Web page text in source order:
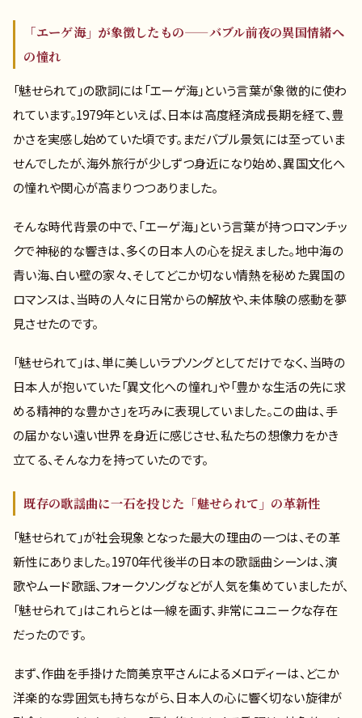
「エーゲ海」が象徴したもの——バブル前夜の異国情緒へ
の憧れ
「魅せられて」の歌詞には「エーゲ海」という言葉が象徴的に使わ
れています。1979年といえば、日本は高度経済成長期を経て、豊
かさを実感し始めていた頃です。まだバブル景気には至っていま
せんでしたが、海外旅行が少しずつ身近になり始め、異国文化へ
の憧れや関心が高まりつつありました。
そんな時代背景の中で、「エーゲ海」という言葉が持つロマンチッ
クで神秘的な響きは、多くの日本人の心を捉えました。地中海の
青い海、白い壁の家々、そしてどこか切ない情熱を秘めた異国の
ロマンスは、当時の人々に日常からの解放や、未体験の感動を夢
見させたのです。
「魅せられて」は、単に美しいラブソングとしてだけでなく、当時の
日本人が抱いていた「異文化への憧れ」や「豊かな生活の先に求
める精神的な豊かさ」を巧みに表現していました。この曲は、手
の届かない遠い世界を身近に感じさせ、私たちの想像力をかき
立てる、そんな力を持っていたのです。
既存の歌謡曲に一石を投じた「魅せられて」の革新性
「魅せられて」が社会現象となった最大の理由の一つは、その革
新性にありました。1970年代後半の日本の歌謡曲シーンは、演
歌やムード歌謡、フォークソングなどが人気を集めていましたが、
「魅せられて」はこれらとは一線を画す、非常にユニークな存在
だったのです。
まず、作曲を手掛けた筒美京平さんによるメロディーは、どこか
洋楽的な雰囲気も持ちながら、日本人の心に響く切ない旋律が